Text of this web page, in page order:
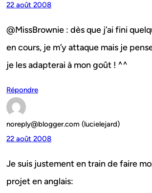
22 août 2008
@MissBrownie : dès que j’ai fini
en cours, je m’y attaque mais je
je les adapterai à mon goût ! ^^
Répondre
noreply@blogger.com (lucielejard)
22 août 2008
Je suis justement en train de faire
projet en anglais: